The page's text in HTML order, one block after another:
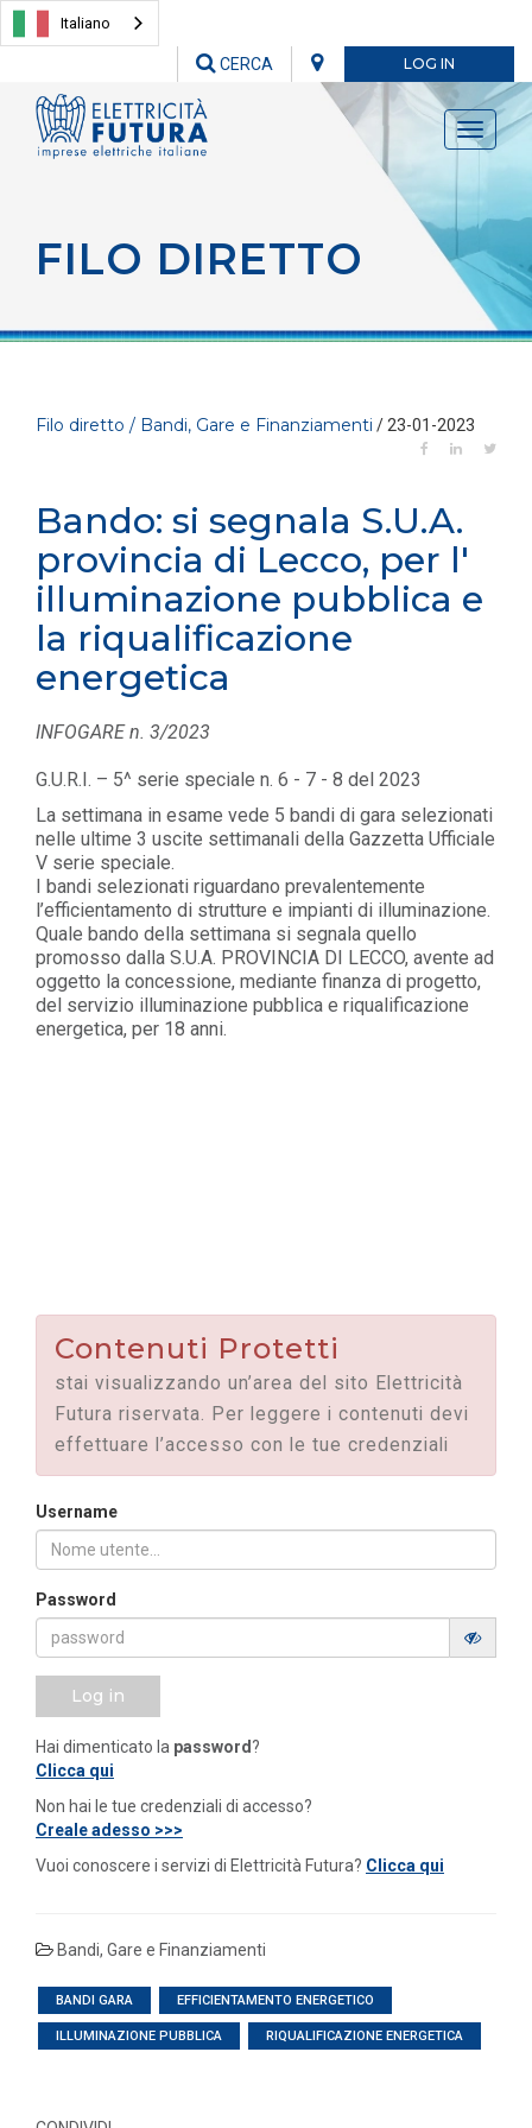
Italiano
LOG IN
CERCA
Toggle
FILO DIRETTO
Filo diretto / Bandi, Gare e Finanziamenti / 23-01-2023
Bando: si segnala S.U.A.
provincia di Lecco, per l'
illuminazione pubblica e
la riqualificazione
energetica
INFOGARE n. 3/2023
G.U.R.I. – 5^ serie speciale n. 6 - 7 - 8 del 2023
La settimana in esame vede 5 bandi di gara selezionati
nelle ultime 3 uscite settimanali della Gazzetta Ufficiale
V serie speciale.
I bandi selezionati riguardano prevalentemente
l’efficientamento di strutture e impianti di illuminazione.
Quale bando della settimana si segnala quello
promosso dalla S.U.A. PROVINCIA DI LECCO, avente ad
oggetto la concessione, mediante finanza di progetto,
del servizio illuminazione pubblica e riqualificazione
energetica, per 18 anni.
Contenuti Protetti
stai visualizzando un’area del sito Elettricità
Futura riservata. Per leggere i contenuti devi
effettuare l’accesso con le tue credenziali
Username
Password
Log in
Hai dimenticato la password ?
Clicca qui
Non hai le tue credenziali di accesso?
Creale adesso >>>
Vuoi conoscere i servizi di Elettricità Futura? Clicca qui
Bandi, Gare e Finanziamenti
BANDI GARA EFFICIENTAMENTO ENERGETICO
ILLUMINAZIONE PUBBLICA RIQUALIFICAZIONE ENERGETICA